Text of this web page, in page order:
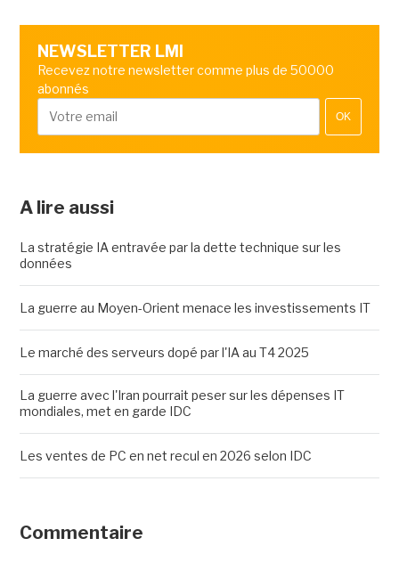
NEWSLETTER LMI
Recevez notre newsletter comme plus de 50000
abonnés
OK
A lire aussi
La stratégie IA entravée par la dette technique sur les
données
La guerre au Moyen-Orient menace les investissements IT
Le marché des serveurs dopé par l'IA au T4 2025
La guerre avec l'Iran pourrait peser sur les dépenses IT
mondiales, met en garde IDC
Les ventes de PC en net recul en 2026 selon IDC
Commentaire